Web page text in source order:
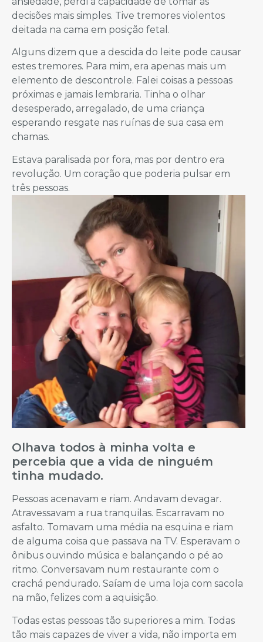
decisões mais simples. Tive tremores violentos
deitada na cama em posição fetal.
Alguns dizem que a descida do leite pode causar
estes tremores. Para mim, era apenas mais um
elemento de descontrole. Falei coisas a pessoas
próximas e jamais lembraria. Tinha o olhar
desesperado, arregalado, de uma criança
esperando resgate nas ruínas de sua casa em
chamas.
Estava paralisada por fora, mas por dentro era
revolução. Um coração que poderia pulsar em
três pessoas.
Olhava todos à minha volta e
percebia que a vida de ninguém
tinha mudado.
Pessoas acenavam e riam. Andavam devagar.
Atravessavam a rua tranquilas. Escarravam no
asfalto. Tomavam uma média na esquina e riam
de alguma coisa que passava na TV. Esperavam o
ônibus ouvindo música e balançando o pé ao
ritmo. Conversavam num restaurante com o
crachá pendurado. Saíam de uma loja com sacola
na mão, felizes com a aquisição.
Todas estas pessoas tão superiores a mim. Todas
tão mais capazes de viver a vida, não importa em